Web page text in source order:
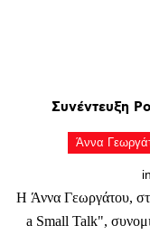
Συνέντευξη
Άννα
in
Η Άννα Γεωργάτου,
a Small Talk",